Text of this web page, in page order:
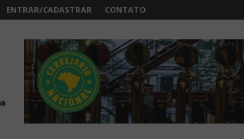
ENTRAR/CADASTRAR CONTATO